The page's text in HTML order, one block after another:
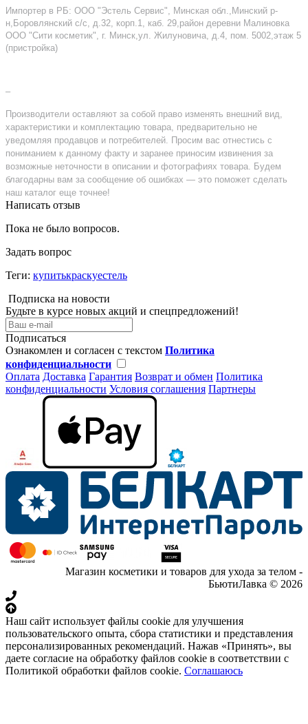
Импортер в РБ: ООО "Эстель Сервис", Минская обл.,Минский р-
н,Боровлянский с/с, д.32, корп.1, каб. 29,район деревни Малиновка
ООО "Сити косметик", г. Минск,ул. Жилуновича, д.4, пом. 5002,этаж 5
(пристройка)
–
Производители оставляют за собой право изменять внешний вид,
характеристики и комплектацию товара, предварительно не
уведомляя продавцов и потребителей. Просим вас отнестись с
пониманием к данному факту и заранее приносим извинения за
возможные неточности в описании и фотографиях товара. Будем
благодарны вам за сообщение об ошибках — это поможет сделать
наш каталог еще точнее!
Написать отзыв
Пока не было вопросов.
Задать вопрос
Теги: купитькраскуестель
Подписка на новости
Будьте в курсе новых акций и спецпредложений!
Подписаться
Ознакомлен и согласен с текстом Политика
конфиденциальности
Оплата Доставка Гарантия Возврат и обмен Политика
конфиденциальности Условия соглашения Партнеры
Магазин косметики и товаров для ухода за телом -
БьютиЛавка © 2026
Наш сайт использует файлы cookie для улучшения
пользовательского опыта, сбора статистики и представления
персонализированных рекомендаций. Нажав «Принять», вы
даете согласие на обработку файлов cookie в соответствии с
Политикой обработки файлов cookie. Соглашаюсь